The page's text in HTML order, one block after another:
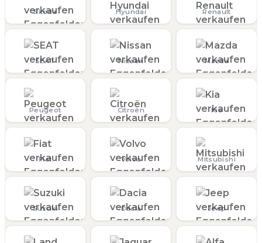
Skoda Hyundai Renault
SEAT Nissan Mazda
Peugeot Citroën Kia
Fiat Volvo Mitsubishi
Suzuki Dacia Jeep